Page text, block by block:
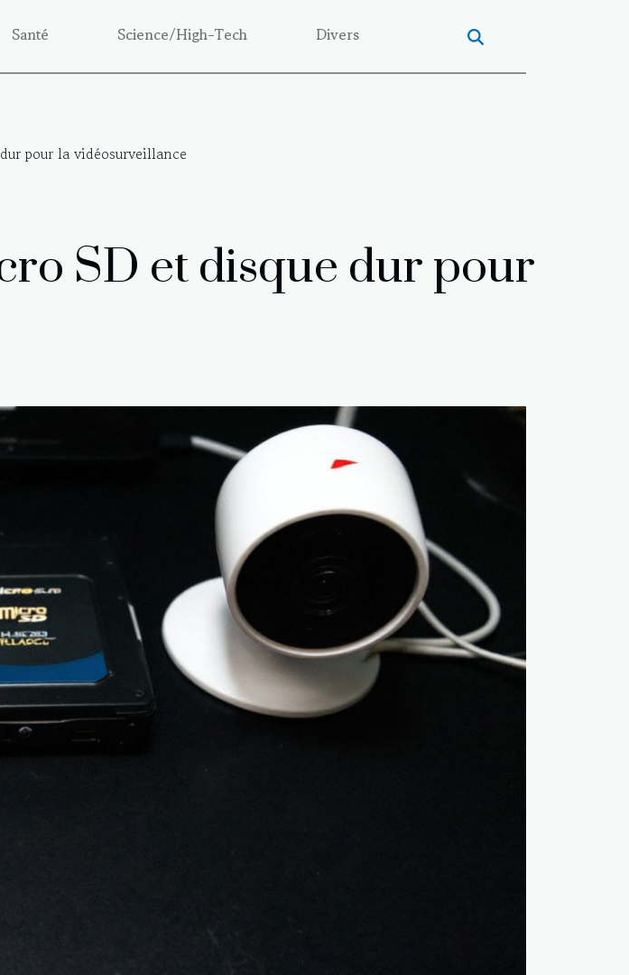
Santé Science/High-Tech Divers
pour la vidéosurveillance
SD et disque dur pour